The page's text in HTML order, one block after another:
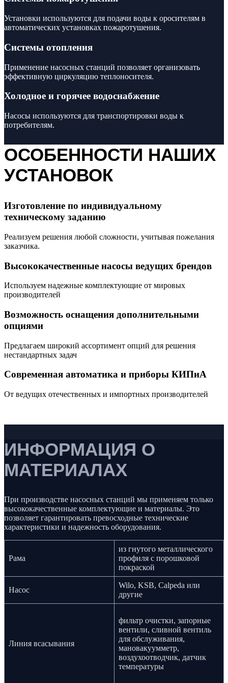
Установки используются для подачи воды к оросителям в
автоматических установках пожаротушения.
Системы отопления
Применение насосных станций позволяет организовать
эффективную циркуляцию теплоносителя.
Холодное и горячее водоснабжение
Насосы используются для транспортировки воды к
потребителям.
ОСОБЕННОСТИ НАШИХ
УСТАНОВОК
Изготовление по индивидуальному
техническому заданию
Реализуем решения любой сложности, учитывая пожелания
заказчика.
Высококачественные насосы ведущих брендов
Используем надежные комплектующие от мировых
производителей
Возможность оснащения дополнительными
опциями
Предлагаем широкий ассортимент опций для решения
нестандартных задач
Современная автоматика и приборы КИПиА
От ведущих отечественных и импортных производителей
ИНФОРМАЦИЯ О
МАТЕРИАЛАХ
При производстве насосных станций мы применяем только
высококачественные комплектующие и материалы. Это
позволяет гарантировать превосходные технические
характеристики и надежность оборудования.
Рама
из гнутого металлического
профиля с порошковой
покраской
Насос
Wilo, KSB, Calpeda или
другие
Линия всасывания
фильтр очистки, запорные
вентили, cливной вентиль
для обслуживания,
мановакуумметр,
воздухоотводчик, датчик
температуры